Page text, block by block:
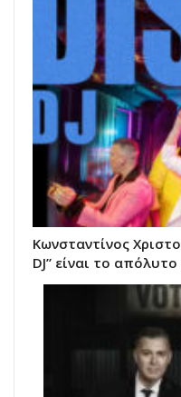
Κωνσταντίνος
DJ” είναι το